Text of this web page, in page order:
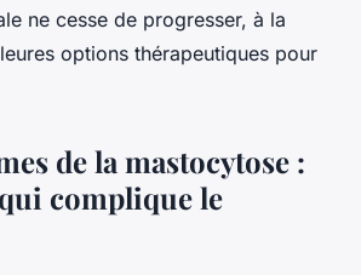
ne cesse de progresser, à la
options thérapeutiques pour
de la mastocytose :
complique le